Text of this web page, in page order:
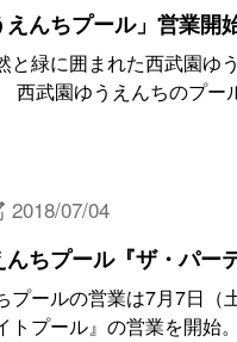
えんちプール」営業開
と緑に囲まれた西武園ゆ
西武園ゆうえんちのプー
2018/07/04
ちプール『ザ・パー
プールの営業は7月7日（
トプール』の営業を開始